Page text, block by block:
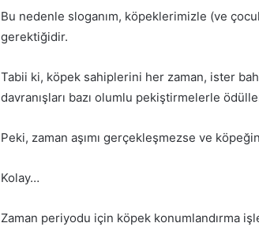
Bu nedenle sloganım, köpeklerimizle (ve
gerektiğidir.
Tabii ki, köpek sahiplerini her zaman, ister
davranışları bazı olumlu pekiştirmelerle
Peki, zaman aşımı gerçekleşmezse ve
Kolay…
Zaman periyodu için köpek konumlandırma